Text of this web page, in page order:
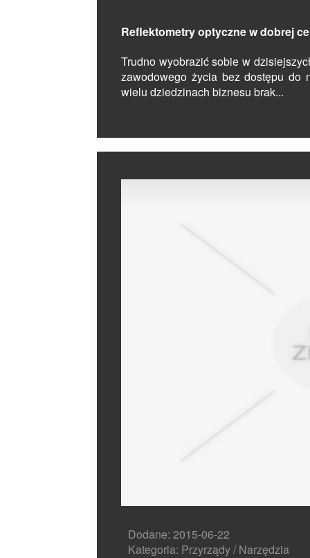
Reflektometry optyczne w dobrej
Trudno wyobrazić sobie w
zawodowego życia bez dostępu do
wielu dziedzinach biznesu brak...
Dodane: 2015-06-22
Kategoria: Przyrządy / Narzędzia